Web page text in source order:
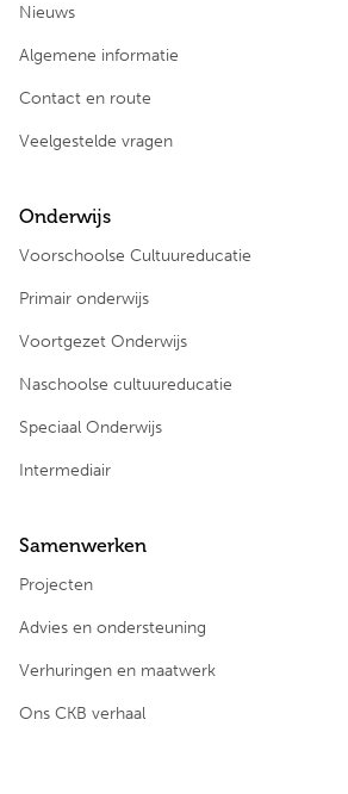
Nieuws
Algemene informatie
Contact en route
Veelgestelde vragen
Onderwijs
Voorschoolse Cultuureducatie
Primair onderwijs
Voortgezet Onderwijs
Naschoolse cultuureducatie
Speciaal Onderwijs
Intermediair
Samenwerken
Projecten
Advies en ondersteuning
Verhuringen en maatwerk
Ons CKB verhaal